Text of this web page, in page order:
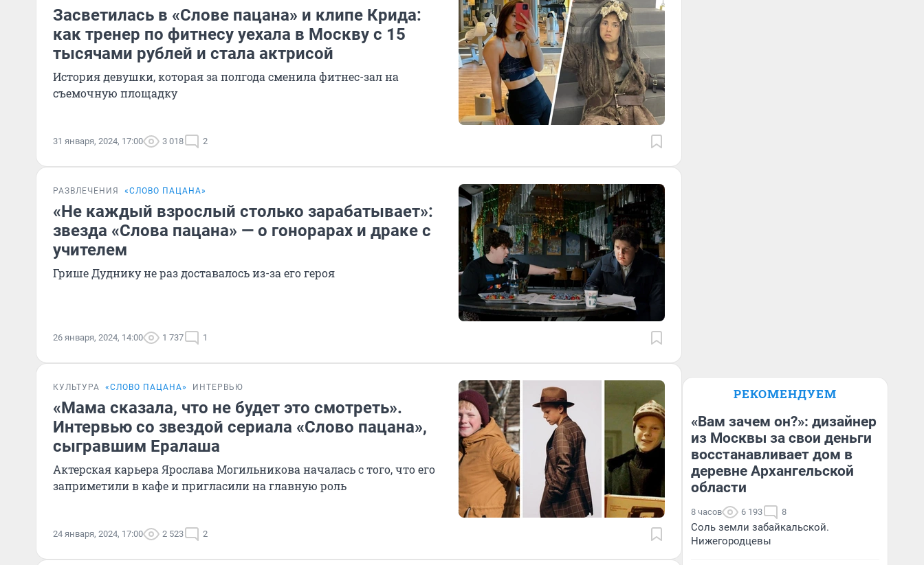
Засветилась в «Слове пацана» и клипе Крида:
как тренер по фитнесу уехала в Москву с 15
тысячами рублей и стала актрисой
История девушки, которая за полгода сменила фитнес-зал на
съемочную площадку
31 января, 2024, 17:00 3 018 2
РАЗВЛЕЧЕНИЯ «СЛОВО ПАЦАНА»
«Не каждый взрослый столько зарабатывает»:
звезда «Слова пацана» — о гонорарах и драке с
учителем
Грише Дуднику не раз доставалось из-за его героя
26 января, 2024, 14:00 1 737 1
КУЛЬТУРА «СЛОВО ПАЦАНА» ИНТЕРВЬЮ
«Мама сказала, что не будет это смотреть».
Интервью со звездой сериала «Слово пацана»,
сыгравшим Ералаша
Актерская карьера Ярослава Могильникова началась с того, что его
заприметили в кафе и пригласили на главную роль
24 января, 2024, 17:00 2 523 2
РЕКОМЕНДУЕМ
«Вам зачем он?»: дизайнер
из Москвы за свои деньги
восстанавливает дом в
деревне Архангельской
области
8 часов 6 193 8
Соль земли забайкальской.
Нижегородцевы